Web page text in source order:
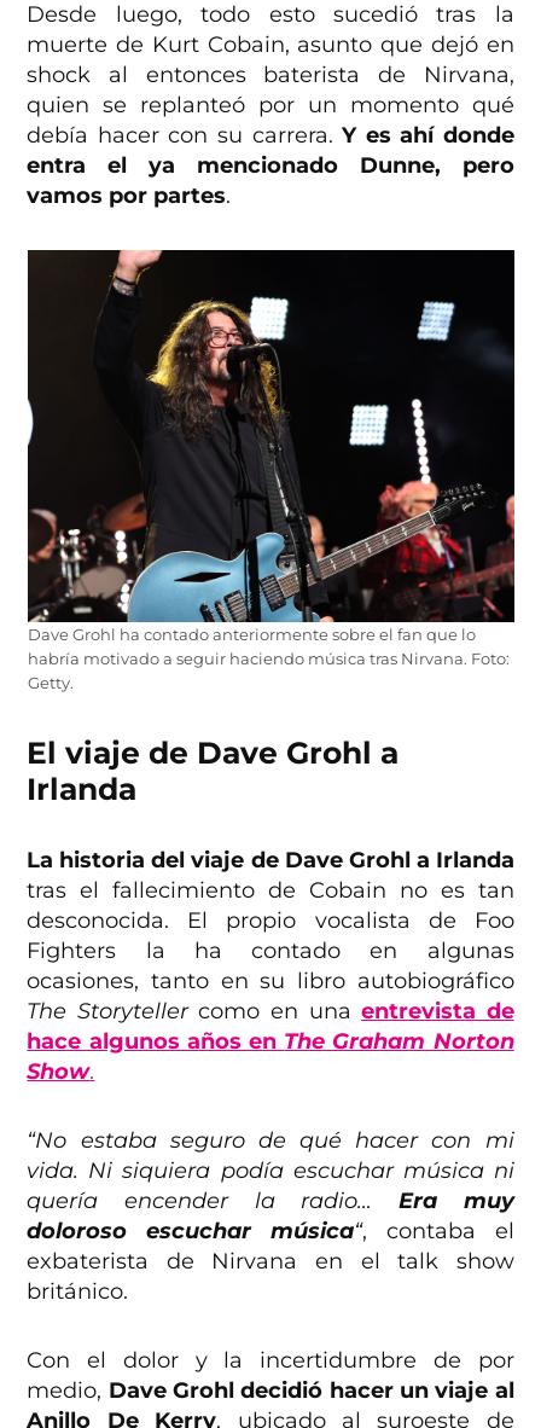
Desde luego, todo esto sucedió tras la
muerte de Kurt Cobain, asunto que dejó en
shock al entonces baterista de Nirvana,
quien se replanteó por un momento qué
debía hacer con su carrera. Y es ahí donde
entra el ya mencionado Dunne, pero
vamos por partes.
Dave Grohl ha contado anteriormente sobre el fan que lo
habría motivado a seguir haciendo música tras Nirvana. Foto:
Getty.
El viaje de Dave Grohl a
Irlanda
La historia del viaje de Dave Grohl a Irlanda
tras el fallecimiento de Cobain no es tan
desconocida. El propio vocalista de Foo
Fighters la ha contado en algunas
ocasiones, tanto en su libro autobiográfico
The Storytellercomo en unaentrevista de
hace algunos años en The Graham Norton
Show.
“No estaba seguro de qué hacer con mi
vida. Ni siquiera podía escuchar música ni
quería encender la radio… Era muy
doloroso escuchar música“, contaba el
exbaterista de Nirvana en el talk show
británico.
Con el dolor y la incertidumbre de por
medio, Dave Grohl decidió hacer un viaje al
Anillo De Kerry, ubicado al suroeste de